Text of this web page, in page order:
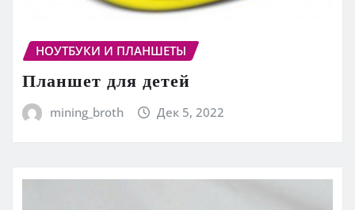
НОУТБУКИ И ПЛАНШЕТЫ
Планшет для детей
mining_broth Дек 5, 2022